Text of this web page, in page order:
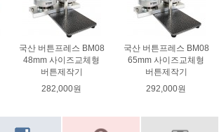
국산 버튼프레스 BM08
48mm 사이즈교체형
버튼제작기
282,000원
국산 버튼프레스 BM08
65mm 사이즈교체형
버튼제작기
292,000원